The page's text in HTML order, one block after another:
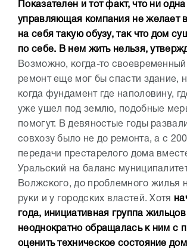
Показателен и тот факт, что ни одна
управляющая компания не желает
на себя такую обузу, так что дом
по себе. В нем жить нельзя,
Возможно, когда-то своевременный
ремонт еще мог бы спасти здание,
когда фундамент где наполовину,
уже ушел под землю, подобные
помогут. В девяностые годы
совхозу было не до ремонта, а с
передачи престарелого дома
Уральский на баланс
Волжского, до проблемного жилья
руки и у городских властей. Хотя
года, инициативная группа жильцов
неоднократно обращалась к ним с
оценить техническое состояние